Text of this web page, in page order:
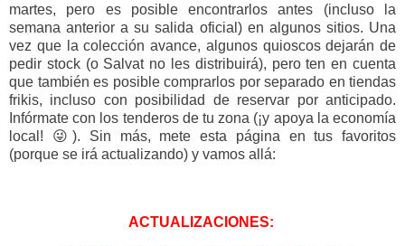
martes, pero es posible encontrarlos antes (incluso la
semana anterior a su salida oficial) en algunos sitios. Una
vez que la colección avance, algunos quioscos dejarán de
pedir stock (o Salvat no les distribuirá), pero ten en cuenta
que también es posible comprarlos por separado en tiendas
frikis, incluso con posibilidad de reservar por anticipado.
Infórmate con los tenderos de tu zona (¡y apoya la economía
local! 😜). Sin más, mete esta página en tus favoritos
(porque se irá actualizando) y vamos allá:
ACTUALIZACIONES: